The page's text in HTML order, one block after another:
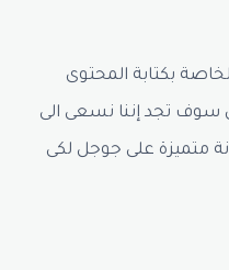
بكتابة المحتوى
سوف تجد إننا نسعى الى
متميزة على جوجل لكى